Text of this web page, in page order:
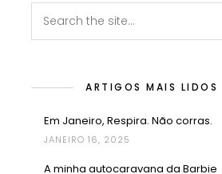
ARTIGOS MAIS LIDOS
Em Janeiro, Respira. Não corras.
JANEIRO 16, 2025
A minha autocaravana da Barbie